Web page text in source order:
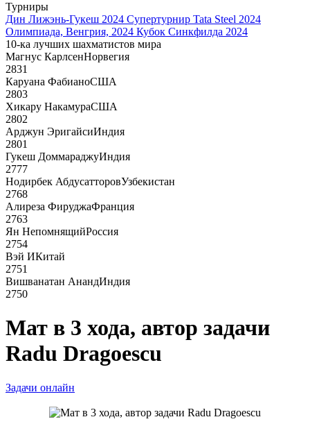
Турниры
Дин Лижэнь-Гукеш 2024 Супертурнир Tata Steel 2024
Олимпиада, Венгрия, 2024 Кубок Синкфилда 2024
10-ка лучших шахматистов мира
Магнус КарлсенНорвегия
2831
Каруана ФабианоСША
2803
Хикару НакамураСША
2802
Арджун ЭригайсиИндия
2801
Гукеш ДоммараджуИндия
2777
Нодирбек АбдусатторовУзбекистан
2768
Алиреза ФируджаФранция
2763
Ян НепомнящийРоссия
2754
Вэй ИКитай
2751
Вишванатан АнандИндия
2750
Мат в 3 хода, автор задачи
Radu Dragoescu
Задачи онлайн